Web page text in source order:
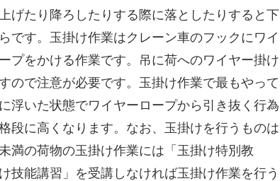
げたり降ろしたりする際に落としたりすると下
です。玉掛け作業はクレーン車のフックにワイ
プをかける作業です。吊に荷へのワイヤー掛け
ので注意が必要です。玉掛け作業で最もやって
浮いた状態でワイヤーロープから引き抜く行為
段に高くなります。なお、玉掛けを行うものは
満の荷物の玉掛け作業には「玉掛け特別教
技能講習」を受講しなければ玉掛け作業を行う